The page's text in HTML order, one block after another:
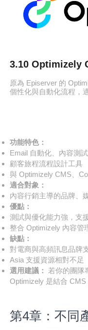
3.10 Optimizely
原為 Episerver 的
個性化與自動化流程，
功能特色：
Email 自動化、內容測
顧客旅程流程設計工具
與 Optimizely CMS、
適合對象：
內容行銷主導的品牌、
優點：
測試與優化能力強，支
整合 Optimizely 內容管
缺點：
對電商與高頻訊息品牌
Asia 支援資源相對不足
選用建議：
若你的團隊
Optimizely 是結合 CMS
第4章：不同